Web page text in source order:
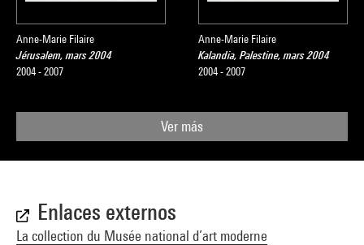
Anne-Marie Filaire
Jérusalem, mars 2004
2004 - 2007
Anne-Marie Filaire
Kalandia, Palestine, mars 2004
2004 - 2007
Ver más
Enlaces externos
La collection du Musée national d’art moderne